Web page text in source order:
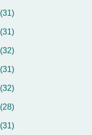
(31)
(31)
(32)
(31)
(32)
(28)
(31)